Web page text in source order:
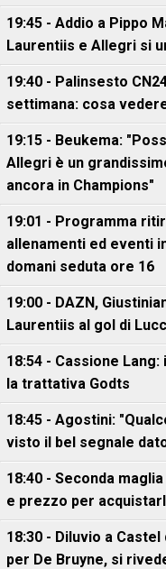
19:45 - Addio a Pippo
Laurentiis e Allegri si
19:40 - Palinsesto
settimana: cosa
19:15 - Beukema:
Allegri è un
ancora in Champions"
19:01 - Programma
allenamenti ed eventi
domani seduta ore 16
19:00 - DAZN,
Laurentiis al gol di
18:54 - Cassione
la trattativa Godts
18:45 - Agostini:
visto il bel segnale
18:40 - Seconda
e prezzo per
18:30 - Diluvio a
per De Bruyne, si